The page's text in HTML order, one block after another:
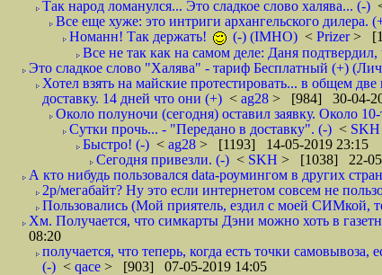
Так народ ломанулся... Это сладкое слово халява... (-)
Все еще хуже: это интриги архангельского дилера.
Номанн! Так держать!
(-) (IMHO) < Prizer>
Все не так как на самом деле: Даня
Это сладкое слово "Халява" - тариф Бесплатный (+)
Хотел взять на майские протестировать... в общем
доставку. 14 дней что они (+) < ag28 > [984] 30-04-
Около полуночи (сегодня) оставил заявку. Около
Сутки прочь... - "Передано в доставку". (-) < SKH
Быстро! (-) < ag28 > [1193] 14-05-2019 23:15
Сегодня привезли. (-) < SKH > [1038] 22-
А кто нибудь пользовался data-роумингом в других
2р/мегабайт? Ну это если интернетом совсем не
Пользовались (Мой приятель, ездил с моей СИМкой,
Хм. Получается, что симкарты Дэни можно хоть в
08:20
получается, что теперь, когда есть точки
(-) < qace > [903] 07-05-2019 14:05